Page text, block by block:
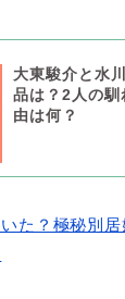
大東駿介と水
品は？2人の馴
由は何？
た？極秘別居